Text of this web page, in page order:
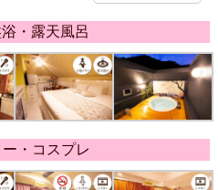
・露天風呂
・コスプレ